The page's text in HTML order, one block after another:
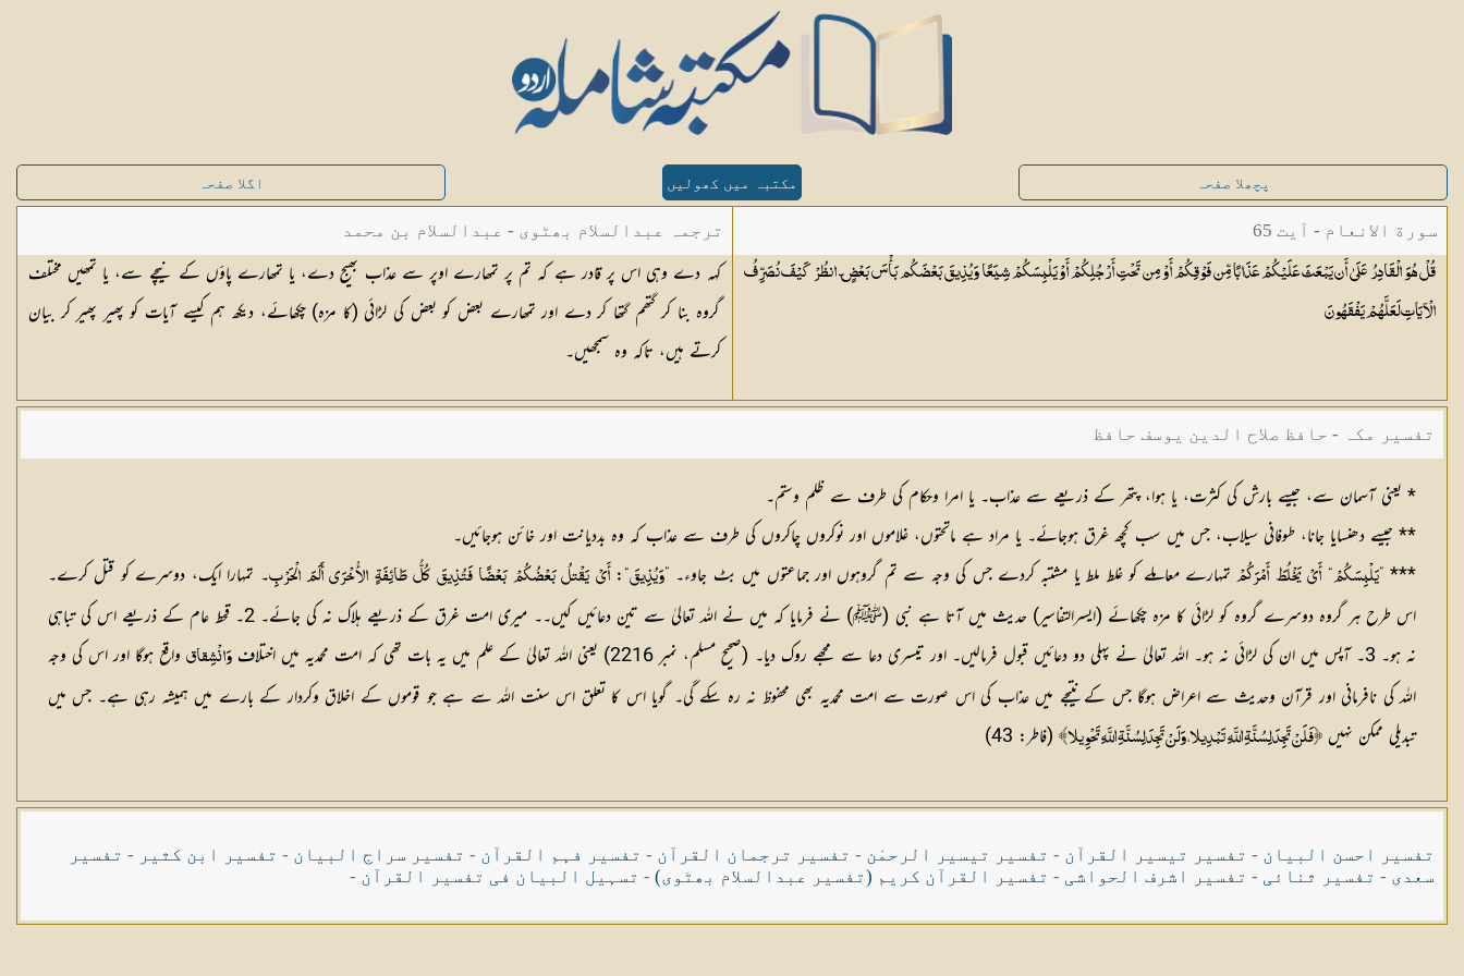
پچھلا صفحہ مکتبہ میں کھولیں اگلا صفحہ
سورة الانعام - آیت 65
قُلْ هُوَ الْقَادِرُ عَلَىٰ أَن يَبْعَثَ عَلَيْكُمْ عَذَابًا مِّن فَوْقِكُمْ أَوْ مِن تَحْتِ أَرْجُلِكُمْ أَوْ يَلْبِسَكُمْ شِيَعًا وَيُذِيقَ بَعْضَكُم بَأْسَ بَعْضٍ ۗ انظُرْ كَيْفَ نُصَرِّفُ
الْآيَاتِ لَعَلَّهُمْيَفْقَهُونَ
ترجمہ عبدالسلام بھٹوی - عبدالسلام بن محمد
کہہ دے وہی اس پر قادر ہے کہ تم پر تمھارے اوپر سے عذاب بھیج دے، یا تمھارے پاؤں کے نیچے سے، یا تمھیں مختلف
گروہ بنا کر گتھم گتھا کر دے اور تمھارے بعض کو بعض کی لڑائی (کا مزہ) چکھائے، دیکھ ہم کیسے آیات کو پھیر پھیر کر بیان
کرتے ہیں، تاکہ وہ سمجھیں۔
تفسیر مکہ - حافظ صلاح الدین یوسف حافظ
* یعنی آسمان سے، جیسے بارش کی کثرت، یا ہوا، پتھر کے ذریعے سے عذاب۔ یا امرا وحکام کی طرف سے ظلم وستم۔
** جیسے دھنسایا جانا، طوفانی سیلاب، جس میں سب کچھ غرق ہوجائے۔ یا مراد ہے ماتحتوں، غلاموں اور نوکروں چاکروں کی طرف سے عذاب کہ وہ بددیانت اور خائن ہوجائیں۔
*** ”يَلْبِسَكُمْ“أَيْ يَخْلُطَ أَمْرَكُمْتمہارے معاملے کو غلط ملط یا مشتبہ کردے جس کی وجہ سے تم گروہوں اور جماعتوں میں بٹ جاوء۔ ”وَيُذِيقَ“:أَيْ يَقْتلُ بَعْضُكُمْ بَعْضًا فَتُذِيقَ كُلُّ طَائِفَةٍ الأُخْرَى أَلَمَ الْحَرْبِ۔ تمہارا ایک، دوسرے کو قتل کرے۔
اس طرح ہر گروہ دوسرے گروہ کو لڑائی کا مزہ چکھائے (ایسرالتفاسیر) حدیث میں آتا ہے نبی (ﷺ) نے فرمایا کہ میں نے اللہ تعالیٰ سے تین دعائیں کیں۔۔ میری امت غرق کے ذریعے ہلاک نہ کی جائے۔ 2۔ قحط عام کے ذریعے اس کی تباہی
نہ ہو۔ 3۔ آپس میں ان کی لڑائی نہ ہو۔ اللہ تعالیٰ نے پہلی دو دعائیں قبول فرمالیں۔ اور تیسری دعا سے مجھے روک دیا۔ (صحیح مسلم، نمبر 2216) یعنی اللہ تعالیٰ کے علم میں یہ بات تھی کہ امت محمدیہ میں اختلاف
وَانْشِقاقواقع ہوگا اور اس کی وجہ
اللہ کی نافرمانی اور قرآن وحدیث سے اعراض ہوگا جس کے نتیجے میں عذاب کی اس صورت سے امت محمدیہ بھی محفوظ نہ رہ سکے گی۔ گویا اس کا تعلق اس سنت اللہ سے ہے جو قوموں کے اخلاق وکردار کے بارے میں ہمیشہ رہی ہے۔ جس میں
تبدیلی ممکن نہیں ﴿فَلَنْ تَجِدَ لِسُنَّةِ اللَّهِ تَبْدِيلا، وَلَنْ تَجِدَ لِسُنَّةِ اللَّهِ تَحْوِيلا﴾ (فاطر: 43)
تفسیر احسن البیان - تفسیر تیسیر القرآن - تفسیر تیسیر الرحمٰن - تفسیر ترجمان القرآن - تفسیر فہم القرآن - تفسیر سراج البیان - تفسیر ابن کثیر - تفسیر
سعدی - تفسیر ثنائی - تفسیر اشرف الحواشی - تفسیر القرآن کریم (تفسیر عبدالسلام بھٹوی) - تسہیل البیان فی تفسیر القرآن -